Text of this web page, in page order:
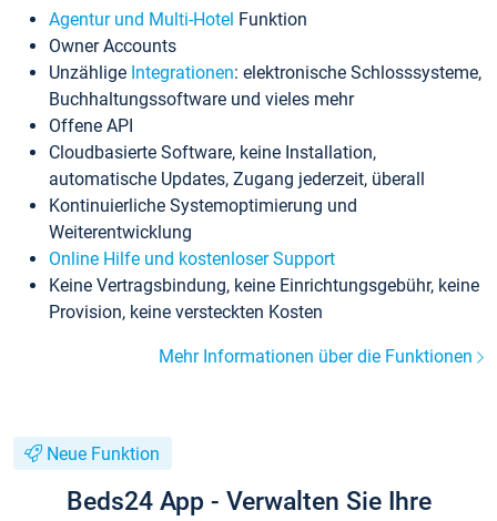
Agentur und Multi-Hotel Funktion
Owner Accounts
Unzählige Integrationen: elektronische Schlosssysteme,
Buchhaltungssoftware und vieles mehr
Offene API
Cloudbasierte Software, keine Installation,
automatische Updates, Zugang jederzeit, überall
Kontinuierliche Systemoptimierung und
Weiterentwicklung
Online Hilfe und kostenloser Support
Keine Vertragsbindung, keine Einrichtungsgebühr, keine
Provision, keine versteckten Kosten
Mehr Informationen über die Funktionen
Neue Funktion
Beds24 App - Verwalten Sie Ihre